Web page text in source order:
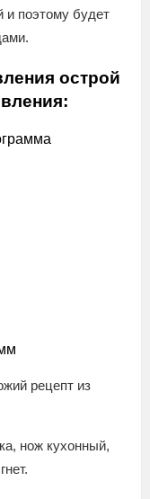
и поэтому будет
острой
рецепт из
нож кухонный,